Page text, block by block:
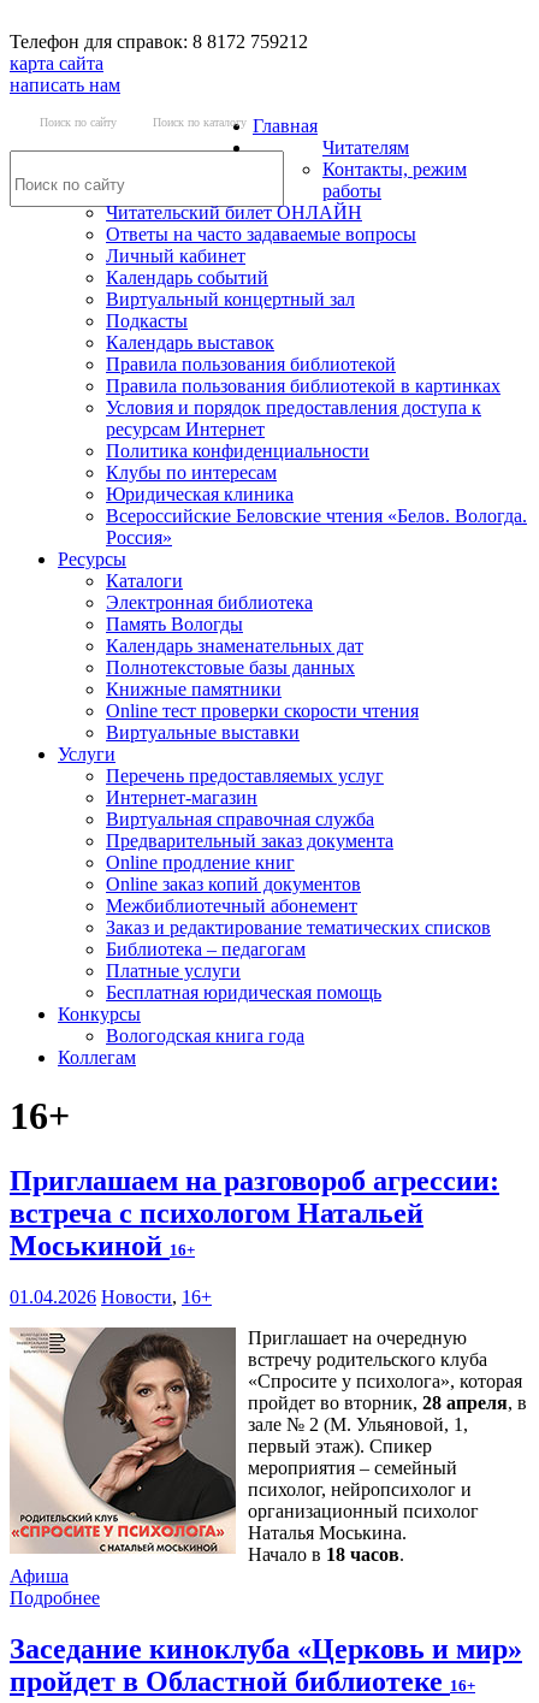
Телефон для справок: 8 8172 759212
карта сайта
написать нам
Поиск по сайту Поиск по каталогу Главная
Читателям
Контакты, режим
работы
Читательский билет ОНЛАЙН
Ответы на часто задаваемые вопросы
Личный кабинет
Календарь событий
Виртуальный концертный зал
Подкасты
Календарь выставок
Правила пользования библиотекой
Правила пользования библиотекой в картинках
Условия и порядок предоставления доступа к
ресурсам Интернет
Политика конфиденциальности
Клубы по интересам
Юридическая клиника
Всероссийские Беловские чтения «Белов. Вологда.
Россия»
Ресурсы
Каталоги
Электронная библиотека
Память Вологды
Календарь знаменательных дат
Полнотекстовые базы данных
Книжные памятники
Online тест проверки скорости чтения
Виртуальные выставки
Услуги
Перечень предоставляемых услуг
Интернет-магазин
Виртуальная справочная служба
Предварительный заказ документа
Online продление книг
Online заказ копий документов
Межбиблиотечный абонемент
Заказ и редактирование тематических списков
Библиотека – педагогам
Платные услуги
Бесплатная юридическая помощь
Конкурсы
Вологодская книга года
Коллегам
16+
Приглашаем на разговороб агрессии:
встреча с психологом Натальей
Моськиной 16+
01.04.2026 Новости, 16+
Приглашает на очередную
встречу родительского клуба
«Спросите у психолога», которая
пройдет во вторник, 28 апреля, в
зале № 2 (М. Ульяновой, 1,
первый этаж). Спикер
мероприятия – семейный
психолог, нейропсихолог и
организационный психолог
Наталья Моськина.
Начало в 18 часов.
Афиша
Подробнее
Заседание киноклуба «Церковь и мир»
пройдет в Областной библиотеке 16+